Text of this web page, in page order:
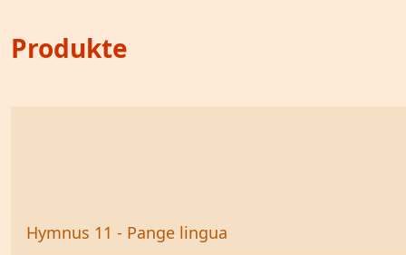
Produkte
Hymnus 11 - Pange lingua